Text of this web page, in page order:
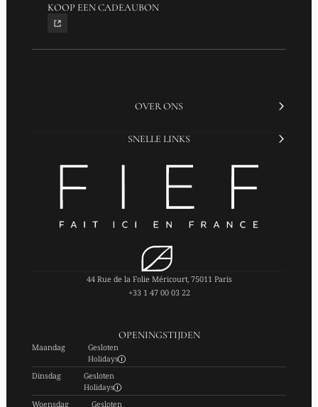
KOOP EEN CADEAUBON
OVER ONS
SNELLE LINKS
44 Rue de la Folie Méricourt, 75011 Paris
+33 1 47 00 03 22
OPENINGSTIJDEN
Maandag Gesloten
Holidays
Dinsdag Gesloten
Holidays
Woensdag Gesloten